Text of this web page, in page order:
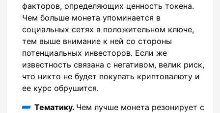
факторов, определяющих ценность токена.
Чем больше монета упоминается в
социальных сетях в положительном ключе,
тем выше внимание к ней со стороны
потенциальных инвесторов. Если же
известность связана с негативом, велик риск,
что никто не будет покупать криптовалюту и
ее курс обрушится.
Тематику. Чем лучше монета резонирует с